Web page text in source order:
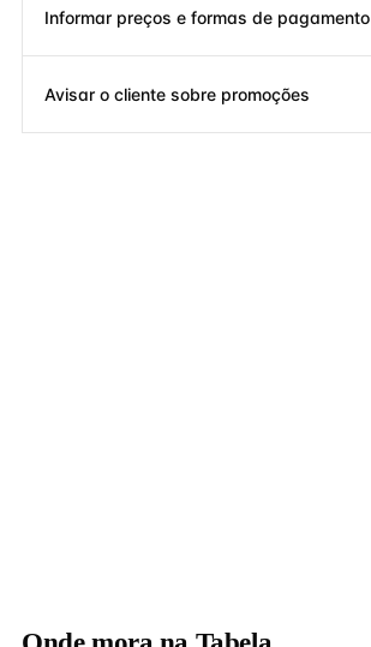
Informar preços e formas de pagamento
Avisar o cliente sobre promoções